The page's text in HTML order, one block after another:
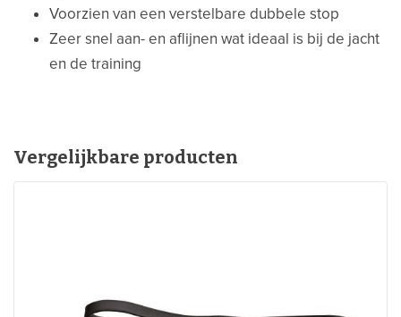
Voorzien van een verstelbare dubbele stop
Zeer snel aan- en aflijnen wat ideaal is bij de jacht
en de training
Vergelijkbare producten